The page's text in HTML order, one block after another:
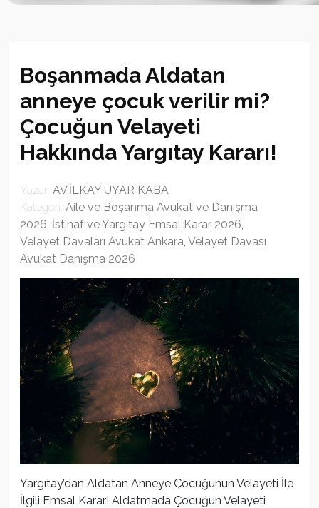
Boşanmada Aldatan
anneye çocuk verilir mi?
Çocuğun Velayeti
Hakkında Yargıtay Kararı!
Yazar: AV.İLKAY UYAR KABA
Kategori: Aile ve Boşanma Avukat ve Danışma
2026, İstinaf ve Yargıtay Emsal Karar 2026,
Velayet Davaları Avukat Ankara, Velayet Davası
Avukat Danışma 2026
Yargıtay’dan Aldatan Anneye Çocuğunun Velayeti İle
İlgili Emsal Karar! Aldatmada Çocuğun Velayeti